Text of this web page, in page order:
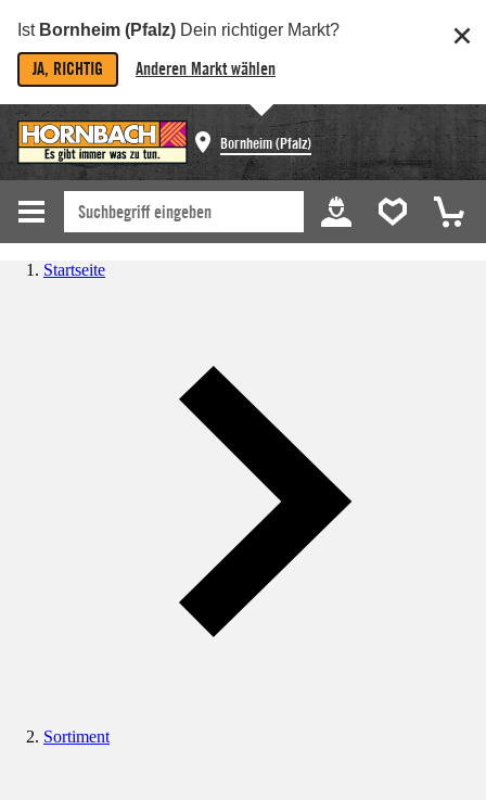
Ist Bornheim (Pfalz) Dein richtiger Markt?
JA, RICHTIG Anderen Markt wählen
Bornheim (Pfalz)
Startseite
Sortiment